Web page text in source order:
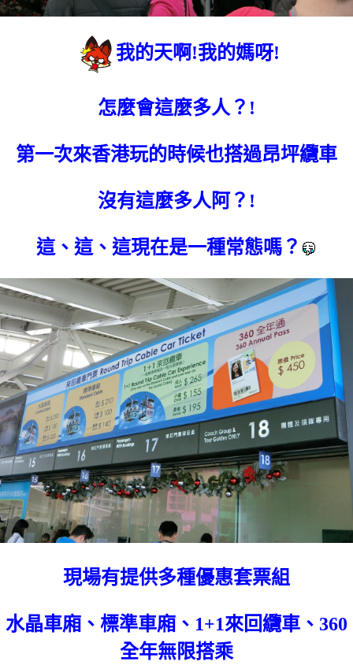
我的天啊!我的媽呀!
怎麼會這麼多人？!
第一次來香港玩的時候也搭過昂坪纜車
沒有這麼多人阿？!
這、這、這現在是一種常態嗎？
現場有提供多種優惠套票組
水晶車廂、標準車廂、1+1來回纜車、360
全年無限搭乘